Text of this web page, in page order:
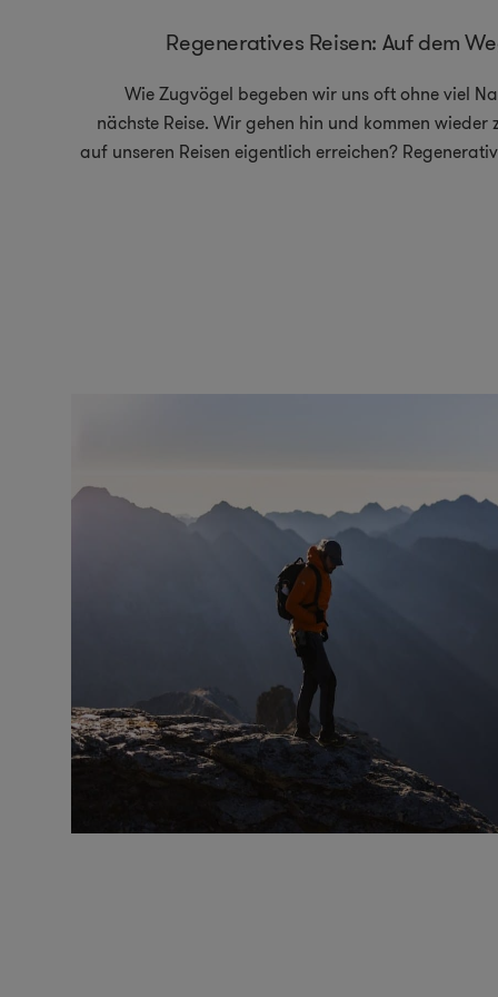
Regeneratives Reisen: Auf dem
Wie Zugvögel begeben wir uns oft ohne viel
nächste Reise. Wir gehen hin und kommen
auf unseren Reisen eigentlich erreichen?